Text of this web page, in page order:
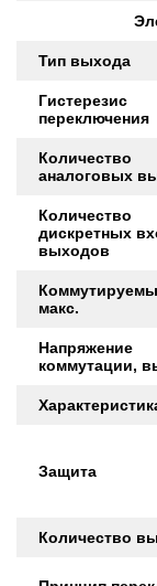
Тип выхода
Гистерезис
переключения
Количество
аналоговых
Количество
дискретных
выходов
макс.
Напряжение
коммутации,
Защита
Количество